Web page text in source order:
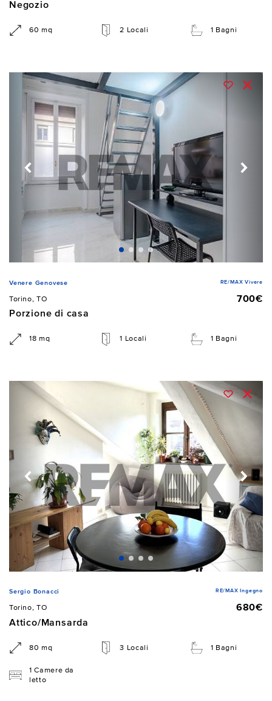
Negozio
60 mq 2 Locali 1 Bagni
Venere Genovese RE/MAX Vivere
Torino, TO
700€
Porzione di casa
18 mq 1 Locali 1 Bagni
Sergio Bonacci RE/MAX Ingegno
Torino, TO
680€
Attico/Mansarda
80 mq 3 Locali 1 Bagni
1 Camere da
letto